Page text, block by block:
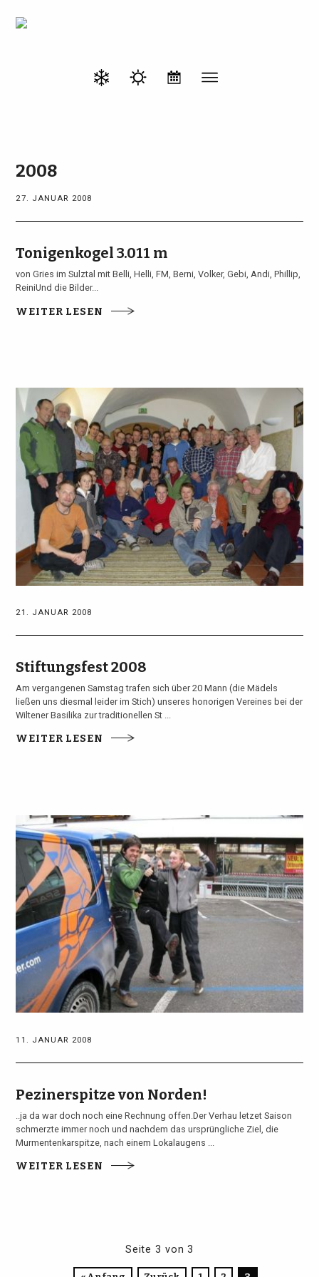
2008
27. JANUAR 2008
Tonigenkogel 3.011 m
von Gries im Sulztal mit Belli, Helli, FM, Berni, Volker, Gebi, Andi, Phillip,
ReiniUnd die Bilder...
WEITER LESEN
21. JANUAR 2008
Stiftungsfest 2008
Am vergangenen Samstag trafen sich über 20 Mann (die Mädels
ließen uns diesmal leider im Stich) unseres honorigen Vereines bei der
Wiltener Basilika zur traditionellen St ...
WEITER LESEN
11. JANUAR 2008
Pezinerspitze von Norden!
..ja da war doch noch eine Rechnung offen.Der Verhau letzet Saison
schmerzte immer noch und nachdem das ursprüngliche Ziel, die
Murmentenkarspitze, nach einem Lokalaugens ...
WEITER LESEN
Seite 3 von 3